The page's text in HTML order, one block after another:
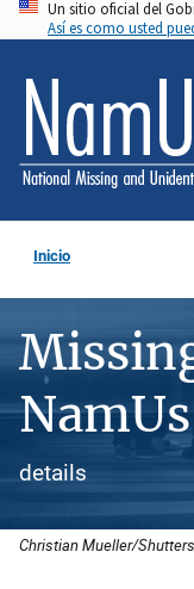
Pasar
al
contenido
principal
Un sitio oficial del
Así es como usted
Inicio
details
Christian Mueller/